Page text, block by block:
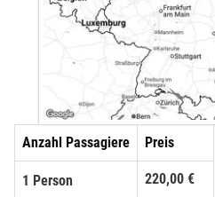
Anzahl Passagiere Preis
1 Person 220,00 €